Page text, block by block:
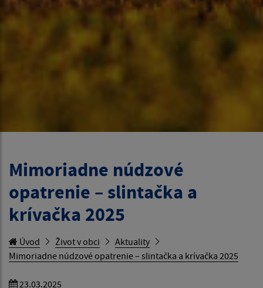
Mimoriadne núdzové
opatrenie – slintačka a
krívačka 2025
Úvod Život v obci
Aktuality
Mimoriadne núdzové opatrenie – slintačka a krívačka 2025
23.03.2025